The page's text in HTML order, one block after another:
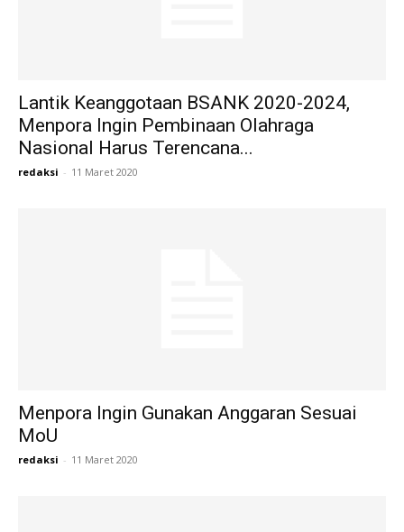
Lantik Keanggotaan BSANK 2020-2024,
Menpora Ingin Pembinaan Olahraga
Nasional Harus Terencana...
redaksi - 11 Maret 2020
Menpora Ingin Gunakan Anggaran Sesuai
MoU
redaksi - 11 Maret 2020